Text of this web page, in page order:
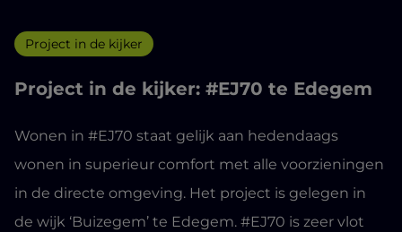
Project in de kijker
Project in de kijker: #EJ70 te Edegem
Wonen in #EJ70 staat gelijk aan hedendaags
wonen in superieur comfort met alle voorzieningen
in de directe omgeving. Het project is gelegen in
de wijk ‘Buizegem’ te Edegem. #EJ70 is zeer vlot